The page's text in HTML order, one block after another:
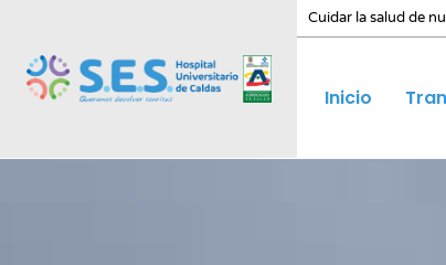
Cuidar la salud de
Inicio